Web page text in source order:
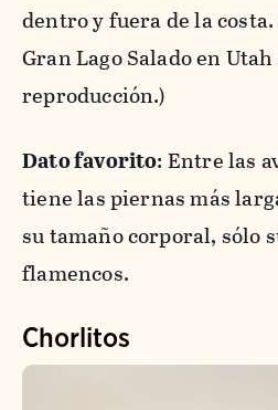
dentro y fuera de la
Gran Lago Salado en
reproducción.)
Dato favorito: Entre las
tiene las piernas más
su tamaño corporal, sólo
flamencos.
Chorlitos